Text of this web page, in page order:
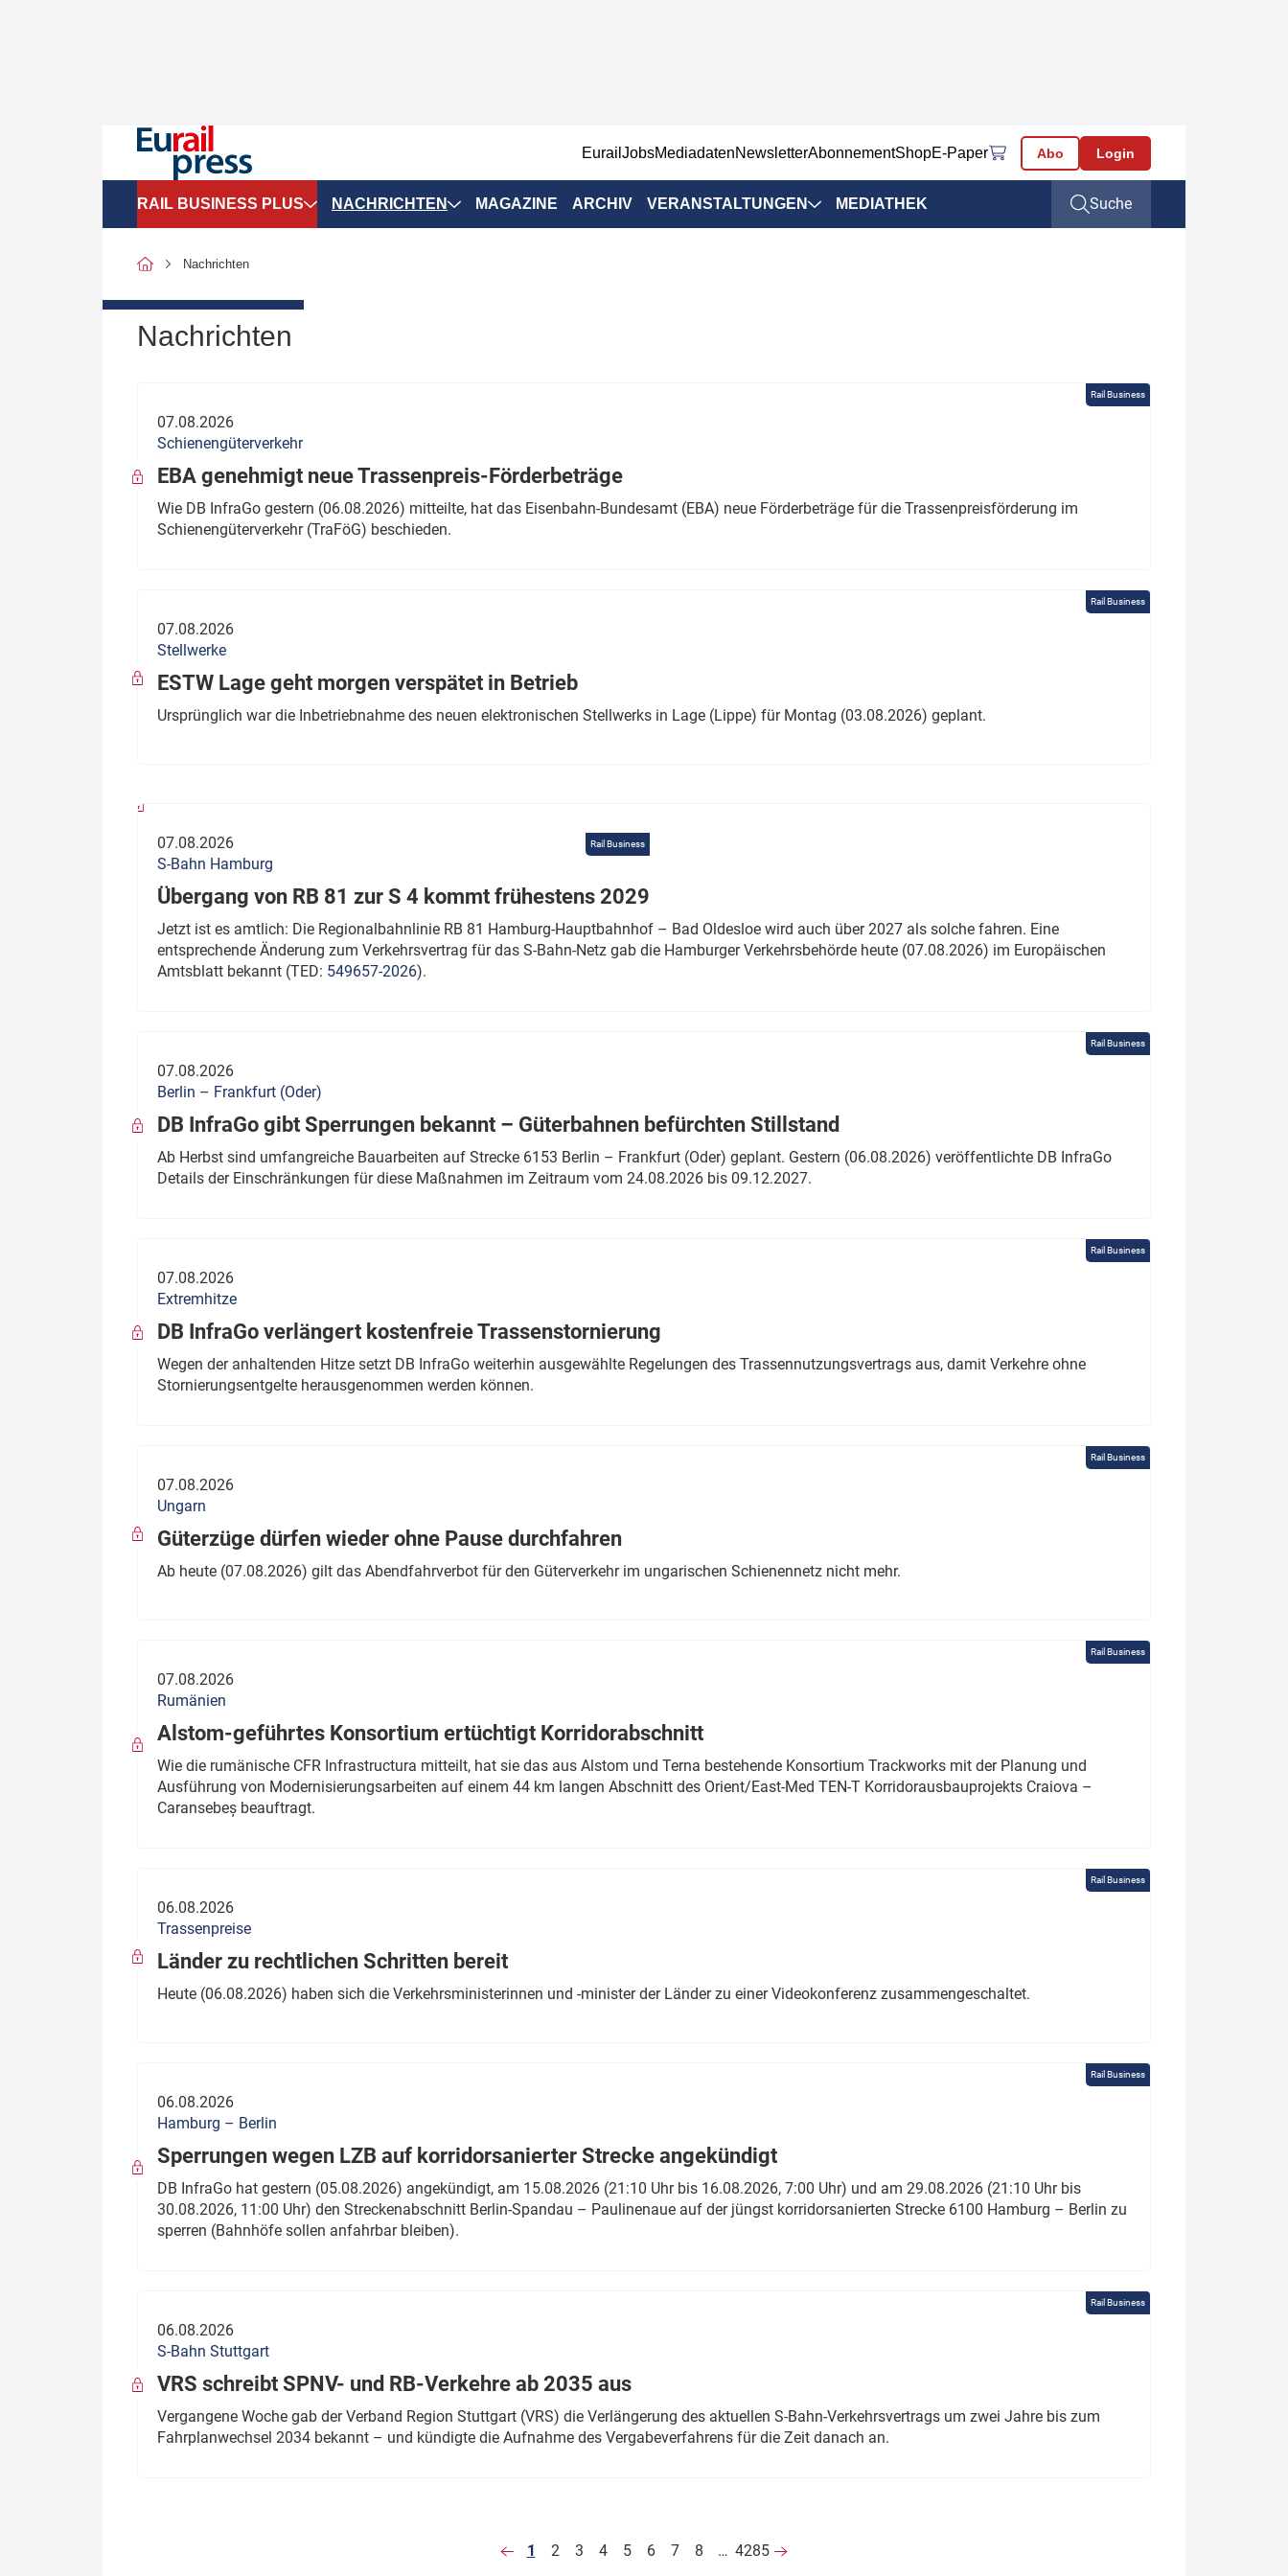
EurailJobsMediadatenNewsletterAbonnementShopE-Paper Abo Login
RAIL BUSINESS PLUS
SPNV-Marktdaten
Politik
Verbände: Wer spricht für
wen?
Thema des Monats
Dossier: Generalsanierung
Dossier: ETCS
NACHRICHTEN
Infrastruktur & Ausrüstung
ÖPNV
MAGAZINE ARCHIV VERANSTALTUNGEN MEDIATHEK Suche
Nachrichten
Nachrichten
Rail Business
07.08.2026
Schienengüterverkehr
EBA genehmigt neue Trassenpreis-Förderbeträge
Wie DB InfraGo gestern (06.08.2026) mitteilte, hat das Eisenbahn-Bundesamt (EBA) neue Förderbeträge für die Trassenpreisförderung im
Schienengüterverkehr (TraFöG) beschieden.
Rail Business
07.08.2026
Stellwerke
ESTW Lage geht morgen verspätet in Betrieb
Ursprünglich war die Inbetriebnahme des neuen elektronischen Stellwerks in Lage (Lippe) für Montag (03.08.2026) geplant.
Rail Business
07.08.2026
S-Bahn Hamburg
Übergang von RB 81 zur S 4 kommt frühestens 2029
Jetzt ist es amtlich: Die Regionalbahnlinie RB 81 Hamburg-Hauptbahnhof – Bad Oldesloe wird auch über 2027 als solche fahren. Eine
entsprechende Änderung zum Verkehrsvertrag für das S-Bahn-Netz gab die Hamburger Verkehrsbehörde heute (07.08.2026) im Europäischen
Amtsblatt bekannt (TED: 549657-2026).
Rail Business
07.08.2026
Berlin – Frankfurt (Oder)
DB InfraGo gibt Sperrungen bekannt – Güterbahnen befürchten Stillstand
Ab Herbst sind umfangreiche Bauarbeiten auf Strecke 6153 Berlin – Frankfurt (Oder) geplant. Gestern (06.08.2026) veröffentlichte DB InfraGo
Details der Einschränkungen für diese Maßnahmen im Zeitraum vom 24.08.2026 bis 09.12.2027.
Rail Business
07.08.2026
Extremhitze
DB InfraGo verlängert kostenfreie Trassenstornierung
Wegen der anhaltenden Hitze setzt DB InfraGo weiterhin ausgewählte Regelungen des Trassennutzungsvertrags aus, damit Verkehre ohne
Stornierungsentgelte herausgenommen werden können.
Rail Business
07.08.2026
Ungarn
Güterzüge dürfen wieder ohne Pause durchfahren
Ab heute (07.08.2026) gilt das Abendfahrverbot für den Güterverkehr im ungarischen Schienennetz nicht mehr.
Rail Business
07.08.2026
Rumänien
Alstom-geführtes Konsortium ertüchtigt Korridorabschnitt
Wie die rumänische CFR Infrastructura mitteilt, hat sie das aus Alstom und Terna bestehende Konsortium Trackworks mit der Planung und
Ausführung von Modernisierungsarbeiten auf einem 44 km langen Abschnitt des Orient/East-Med TEN-T Korridorausbauprojekts Craiova –
Caransebeș beauftragt.
Rail Business
06.08.2026
Trassenpreise
Länder zu rechtlichen Schritten bereit
Heute (06.08.2026) haben sich die Verkehrsministerinnen und -minister der Länder zu einer Videokonferenz zusammengeschaltet.
Rail Business
06.08.2026
Hamburg – Berlin
Sperrungen wegen LZB auf korridorsanierter Strecke angekündigt
DB InfraGo hat gestern (05.08.2026) angekündigt, am 15.08.2026 (21:10 Uhr bis 16.08.2026, 7:00 Uhr) und am 29.08.2026 (21:10 Uhr bis
30.08.2026, 11:00 Uhr) den Streckenabschnitt Berlin-Spandau – Paulinenaue auf der jüngst korridorsanierten Strecke 6100 Hamburg – Berlin zu
sperren (Bahnhöfe sollen anfahrbar bleiben).
Rail Business
06.08.2026
S-Bahn Stuttgart
VRS schreibt SPNV- und RB-Verkehre ab 2035 aus
Vergangene Woche gab der Verband Region Stuttgart (VRS) die Verlängerung des aktuellen S-Bahn-Verkehrsvertrags um zwei Jahre bis zum
Fahrplanwechsel 2034 bekannt – und kündigte die Aufnahme des Vergabeverfahrens für die Zeit danach an.
1 2 3 4 5 6 7 8 … 4285